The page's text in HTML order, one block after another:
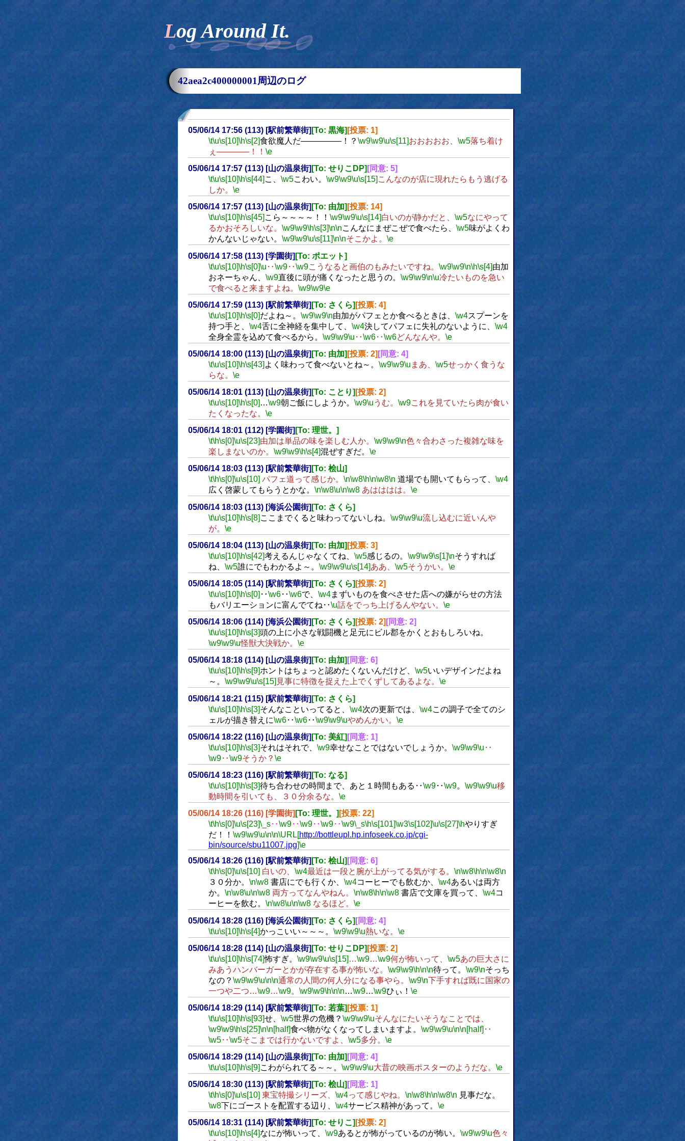
Log Around It.
42aea2c400000001周辺のログ
05/06/14 17:56 (113) [駅前繁華街] [To: 黒海] [投票: 1]
\t\u\s[10]\h\s[2]食欲魔人だ―――――！？ \w9\w9\u\s[11]おおおおお、 \w5落ち着け
ぇ――――！！ \e
05/06/14 17:57 (113) [山の温泉街] [To: せりこDP] [同意: 5]
\t\u\s[10]\h\s[44] こ、 \w5こわい。 \w9\w9\u\s[15] こんなのが店に現れたらもう逃げる
しか。 \e
05/06/14 17:57 (113) [山の温泉街] [To: 由加] [投票: 14]
\t\u\s[10]\h\s[45] こら～～～～！！ \w9\w9\u\s[14]白いのが静かだと、 \w5なにやって
るかおそろしいな。 \w9\w9\h\s[3]\n\nこんなにまぜこぜで食べたら、 \w5味がよくわ
かんないじゃない。 \w9\w9\u\s[11]\n\nそこかよ。 \e
05/06/14 17:58 (113) [学園街] [To: ポエット]
\t\u\s[10]\h\s[0]\u ‥\w9‥\w9こうなると画伯のもみたいですね。 \w9\w9\n\h\s[4]由加
おネーちゃん、 \w9直後に頭が痛くなったと思うの。 \w9\w9\n\u冷たいものを急い
で食べると来ますよね。 \w9\w9\e
05/06/14 17:59 (113) [駅前繁華街] [To: さくら] [投票: 4]
\t\u\s[10]\h\s[0]だよね～。 \w9\w9\n由加がパフェとか食べるときは、 \w4スプーンを
持つ手と、 \w4舌に全神経を集中して、 \w4決してパフェに失礼のないように、 \w4
全身全霊を込めて食べるから。 \w9\w9\u ‥\w6‥\w6どんなんや。 \e
05/06/14 18:00 (113) [山の温泉街] [To: 由加] [投票: 2] [同意: 4]
\t\u\s[10]\h\s[43] よく味わって食べないとね～。 \w9\w9\u まあ、 \w5せっかく食うな
らな。 \e
05/06/14 18:01 (113) [山の温泉街] [To: ことり] [投票: 2]
\t\u\s[10]\h\s[0] …\w9朝ご飯にしようか。 \w9\u うむ。 \w9これを見ていたら肉が食い
たくなったな。 \e
05/06/14 18:01 (112) [学園街] [To: 理世。]
\t\h\s[0]\u\s[23]由加は単品の味を楽しむ人か。 \w9\w9\n色々合わさった複雑な味を
楽しまないのか。 \w9\w9\h\s[4]混ぜすぎだ。 \e
05/06/14 18:03 (113) [駅前繁華街] [To: 桧山]
\t\h\s[0] \u\s[10] パフェ道って感じか。 \n\w8\h\n\w8\n 道場でも開いてもらって、 \w4
広く啓蒙してもらうとかな。 \n\w8\u\n\w8あはははは。 \e
05/06/14 18:03 (113) [海浜公園街] [To: さくら]
\t\u\s[10]\h\s[8] ここまでくると味わってないしね。 \w9\w9\u流し込むに近いんや
が。 \e
05/06/14 18:04 (113) [山の温泉街] [To: 由加] [投票: 3]
\t\u\s[10]\h\s[42]考えるんじゃなくてね、 \w5感じるの。 \w9\w9\s[1]\nそうすれば
ね、 \w5誰にでもわかるよ～。 \w9\w9\u\s[14]ああ、 \w5そうかい。 \e
05/06/14 18:05 (114) [駅前繁華街] [To: さくら] [投票: 2]
\t\u\s[10]\h\s[0] ‥\w6‥\w6で、 \w4まずいものを食べさせた店への嫌がらせの方法
もバリエーションに富んでてね‥\u話をでっち上げるんやない。 \e
05/06/14 18:06 (114) [海浜公園街] [To: さくら] [投票: 2] [同意: 2]
\t\u\s[10]\h\s[3]頭の上に小さな戦闘機と足元にビル郡をかくとおもしろいね。
\w9\w9\u怪獣大決戦か。 \e
05/06/14 18:18 (114) [山の温泉街] [To: 由加] [同意: 6]
\t\u\s[10]\h\s[9]ホントはちょっと認めたくないんだけど、 \w5いいデザインだよね
～。 \w9\w9\u\s[15] 見事に特徴を捉えた上でくずしてあるよな。 \e
05/06/14 18:21 (115) [駅前繁華街] [To: さくら]
\t\u\s[10]\h\s[3]そんなこといってると、 \w4次の更新では、 \w4この調子で全てのシ
ェルが描き替えに\w6‥\w6‥\w9\w9\uやめんかい。 \e
05/06/14 18:22 (116) [山の温泉街] [To: 美紅] [同意: 1]
\t\u\s[10]\h\s[3]それはそれで、 \w9幸せなことではないでしょうか。 \w9\w9\u ‥
\w9‥\w9そうか？ \e
05/06/14 18:23 (116) [駅前繁華街] [To: なる]
\t\u\s[10]\h\s[3]待ち合わせの時間まで、あと１時間もある‥\w9‥\w9。 \w9\w9\u移
動時間を引いても、３０分余るな。 \e
05/06/14 18:26 (116) [学園街] [To: 理世。] [投票: 22]
\t\h\s[0]\u\s[23]\_s‥\w9‥\w9‥\w9‥\w9\_s\h\s[101]\w3\s[102]\u\s[27]\hやりすぎ
だ！！ \w9\w9\u\n\n\URL[http://bottleupl.hp.infoseek.co.jp/cgi-
bin/source/sbu11007.jpg]\e
05/06/14 18:26 (116) [駅前繁華街] [To: 桧山] [同意: 6]
\t\h\s[0]\u\s[10] 白いの、 \w4最近は一段と腕が上がってる気がする。 \n\w8\h\n\w8\n
３０分か。 \n\w8書店にでも行くか、 \w4コーヒーでも飲むか、 \w4あるいは両方
か。 \n\w8\u\n\w8両方ってなんやねん。 \n\w8\h\n\w8書店で文庫を買って、 \w4コ
ーヒーを飲む。 \n\w8\u\n\w8なるほど。 \e
05/06/14 18:28 (116) [海浜公園街] [To: さくら] [同意: 4]
\t\u\s[10]\h\s[4]かっこいい～～～。 \w9\w9\u熱いな。 \e
05/06/14 18:28 (114) [山の温泉街] [To: せりこDP] [投票: 2]
\t\u\s[10]\h\s[74]怖すぎ。 \w9\w9\u\s[15] …\w9…\w9何が怖いって、 \w5あの巨大さに
みあうハンバーガーとかが存在する事が怖いな。 \w9\w9\h\n\n待って。 \w9\nそっち
なの？ \w9\w9\u\n\n通常の人間の何人分になる事やら。 \w9\n下手すれば既に国家の
一つや二つ…\w9…\w9。 \w9\w9\h\n\n…\w9…\w9ひぃ！ \e
05/06/14 18:29 (114) [駅前繁華街] [To: 若葉] [投票: 1]
\t\u\s[10]\h\s[93]せ、 \w5世界の危機？ \w9\w9\uそんなにたいそうなことでは、
\w9\w9\h\s[25]\n\n[half]食べ物がなくなってしまいますよ。 \w9\w9\u\n\n[half] ‥
\w5‥\w5そこまでは行かないですよ、 \w5多分。 \e
05/06/14 18:29 (114) [山の温泉街] [To: 由加] [同意: 4]
\t\u\s[10]\h\s[9] こわがられてる～～。 \w9\w9\u大昔の映画ポスターのようだな。 \e
05/06/14 18:30 (113) [駅前繁華街] [To: 桧山] [同意: 1]
\t\h\s[0]\u\s[10] 東宝特撮シリーズ、 \w4って感じやね。 \n\w8\h\n\w8\n 見事だな。
\w8下にゴーストを配置する辺り、 \w4サービス精神があって。 \e
05/06/14 18:31 (114) [駅前繁華街] [To: せりこ] [投票: 2]
\t\u\s[10] \h\s[4] なにが怖いって、 \w9あるとが怖がっているのが怖い。 \w9\w9\u色々